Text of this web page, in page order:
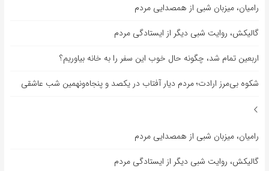
رامیان، میزبان شبی از همصدایی مردم
گالیکش، روایت شبی دیگر از ایستادگی مردم
اربعین تمام شد، چگونه حال خوب این سفر را به خانه بیاوریم؟
شکوه بی‌مرز ارادت؛ مردم دیار آفتاب در یکصد و پنجاه‌ونهمین شب عاشقی
رامیان، میزبان شبی از همصدایی مردم
گالیکش، روایت شبی دیگر از ایستادگی مردم